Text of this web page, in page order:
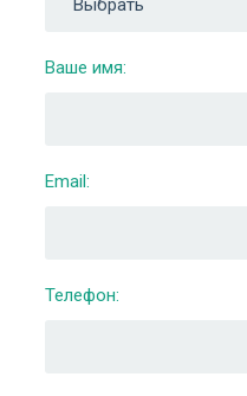
Ваше имя:
Email:
Телефон: